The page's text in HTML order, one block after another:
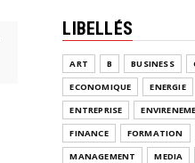
LIBELLÉS
ART B BUSINESS
ECONOMIQUE
ENERGIE
ENTREPRISE
FINANCE
FORMATION
MANAGEMENT
MEDIA